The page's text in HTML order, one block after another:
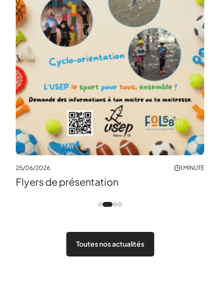
25/06/2026 1 MINUTE
Flyers de présentation
Toutes nos actualités